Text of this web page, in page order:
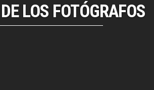
LOS FOTÓGRAFOS